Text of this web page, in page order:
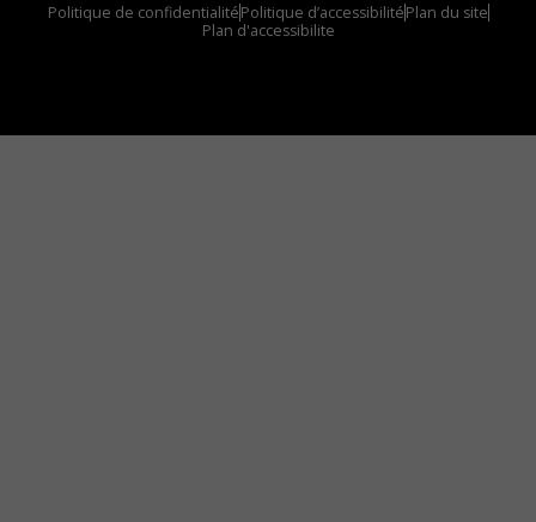
Politique de confidentialitéPolitique d’accessibilitéPlan du site
Plan d'accessibilite